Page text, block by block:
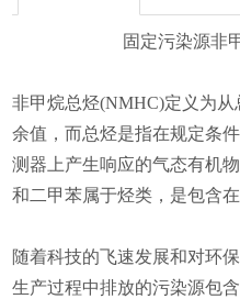
固定污染源非
非甲烷总烃(NMHC)定义为
余值，而总烃是指在规定
测器上产生响应的气态有机物总
和二甲苯属于烃类，是包含在
随着科技的飞速发展和对环
生产过程中排放的污染源包